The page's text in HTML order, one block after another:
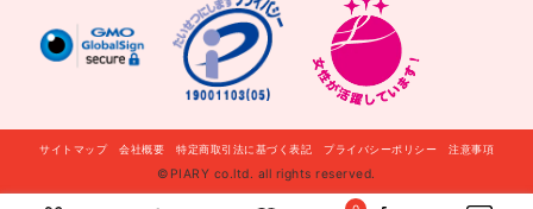
自分に贈る このギフトを贈る
サイトマップ 会社概要 特定商取引法に基づく表記 プライバシーポリシー 注意事項
©PIARY co.ltd. all rights reserved.